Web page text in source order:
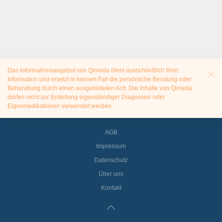
Das Informationsangebot von Qimeda dient ausschließlich Ihrer
Information und ersetzt in keinem Fall die persönliche Beratung oder
Behandlung durch einen ausgebildeten Arzt. Die Inhalte von Qimeda
dürfen nicht zur Erstellung eigenständiger Diagnosen oder
Eigenmedikationen verwendet werden.
AGB
Impressum
Datenschutz
Über uns
Kontakt